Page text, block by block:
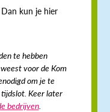
kun je hier
te hebben
voor de Kom
om je te
Keer later
bedrijven.